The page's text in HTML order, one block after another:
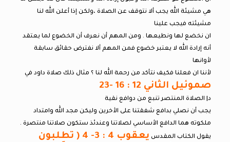
هي مشيئة الله يجب ألا نتوقف عن الصلاة ،ولكن إذا أعلن الله لنا
مشيئته فيجب علينا
ان نخضع لها ونطيعها . ومن المهم أن نعرف أن الخضوع لما يعتقد
أنه إرادة الله لا يعتبر خضوع فمن المهم ألا نفترض حقائق سابقة
لأوانها
لأننا ان فعلنا فكيف نتأكد من رحمة الله لنا ؟ مثال ذلك صلاة داود في
صموئيل الثاني 12 : 16 -23
د| الصلاة المنتصر تنبع من دوافع نقية
يجب أن نصلي بدافع شفقتنا على الأخرين وليكن مجد الله وامتداد
ملكوته هما الدافع الأساسي لصلاتنا وعندئذ ستكون صلاتنا منتصرة .
يقول الكتاب المقدس
يعقوب 4 : 3- 4 ( تطلبون